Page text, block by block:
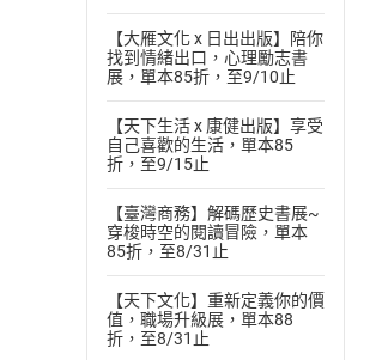
【大雁文化 x 日出出版】陪你
找到情緒出口，心理勵志書
展，單本85折，至9/10止
【天下生活 x 康健出版】享受
自己喜歡的生活，單本85
折，至9/15止
【臺灣商務】解碼歷史書展~
穿梭時空的閱讀冒險，單本
85折，至8/31止
【天下文化】重新定義你的價
值，職場升級展，單本88
折，至8/31止